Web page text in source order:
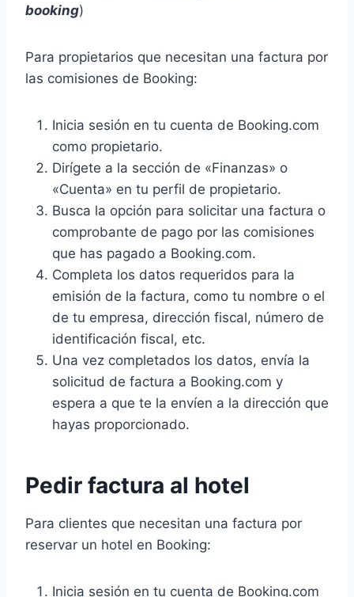
booking)
Para propietarios que necesitan una factura por
las comisiones de Booking:
Inicia sesión en tu cuenta de Booking.com
como propietario.
Dirígete a la sección de «Finanzas» o
«Cuenta» en tu perfil de propietario.
Busca la opción para solicitar una factura o
comprobante de pago por las comisiones
que has pagado a Booking.com.
Completa los datos requeridos para la
emisión de la factura, como tu nombre o el
de tu empresa, dirección fiscal, número de
identificación fiscal, etc.
Una vez completados los datos, envía la
solicitud de factura a Booking.com y
espera a que te la envíen a la dirección que
hayas proporcionado.
Pedir factura al hotel
Para clientes que necesitan una factura por
reservar un hotel en Booking:
Inicia sesión en tu cuenta de Booking.com